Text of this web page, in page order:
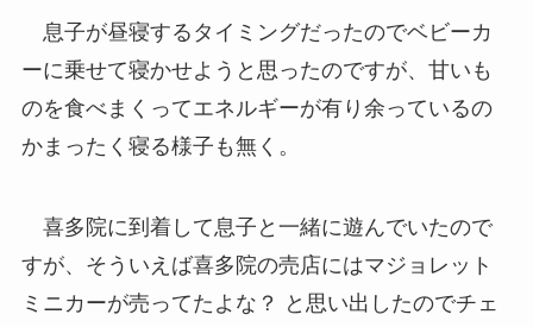
息子が昼寝するタイミングだったのでベビーカ
ーに乗せて寝かせようと思ったのですが、甘いも
のを食べまくってエネルギーが有り余っているの
かまったく寝る様子も無く。
喜多院に到着して息子と一緒に遊んでいたので
すが、そういえば喜多院の売店にはマジョレット
ミニカーが売ってたよな？ と思い出したのでチェ